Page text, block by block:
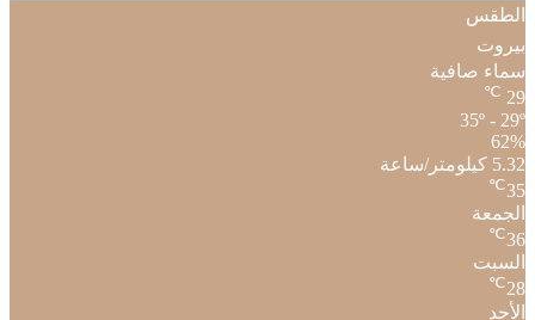
الطقس
بيروت
سماء صافية
29
℃
35º - 29º
62%
5.32 كيلومتر/ساعة
35
℃
الجمعة
36
℃
السبت
28
℃
الأحد